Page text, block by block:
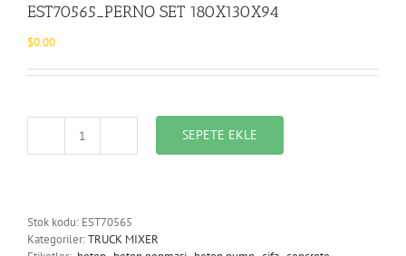
EST70565_PERNO SET 180X130X94
$0.00
EST70565_PERNO
SET
SEPETE EKLE
Stok kodu: EST70565
Kategoriler:TRUCK MIXER